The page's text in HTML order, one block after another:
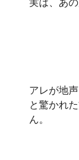
アレが地声
と驚かれ
ん。